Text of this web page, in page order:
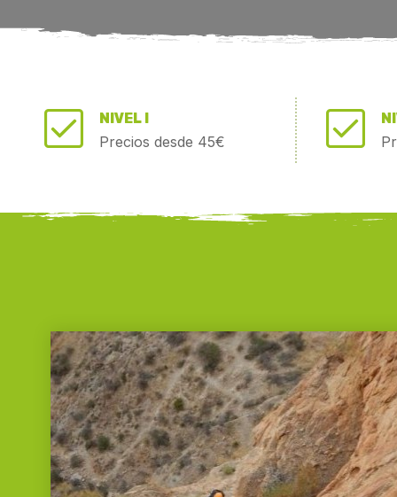
NIVEL I
Precios desde 45€